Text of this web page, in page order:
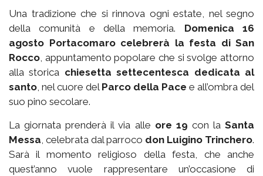
Una tradizione che si rinnova ogni estate, nel segno
della comunità e della memoria. Domenica 16
agosto Portacomaro celebrerà la festa di San
Rocco, appuntamento popolare che si svolge attorno
alla storica chiesetta settecentesca dedicata al
santo, nel cuore del Parco della Pace e all’ombra del
suo pino secolare.
La giornata prenderà il via alle ore 19 con laSanta
Messa, celebrata dal parroco don Luigino Trinchero.
Sarà il momento religioso della festa, che anche
quest’anno vuole rappresentare un’occasione di